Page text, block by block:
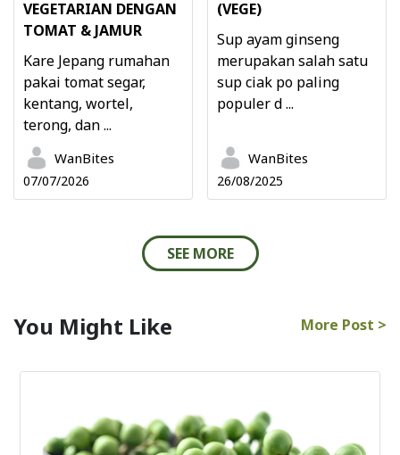
VEGETARIAN DENGAN
TOMAT & JAMUR
Kare Jepang rumahan
pakai tomat segar,
kentang, wortel,
terong, dan ...
WanBites
07/07/2026
(VEGE)
Sup ayam ginseng
merupakan salah satu
sup ciak po paling
populer d ...
WanBites
26/08/2025
SEE MORE
You Might Like More Post >